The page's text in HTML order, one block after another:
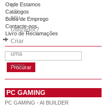
o
seu
Utilizador?
Criar
uma
conta
Onde Estamos
Catálogos
Bolsa de Emprego
Contacte-nos
Livro de Reclamações
PC GAMING
PC GAMING - AI BUILDER